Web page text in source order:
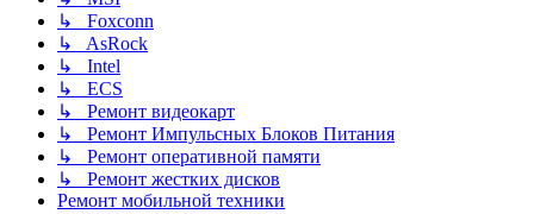
↳ Foxconn
↳ AsRock
↳ Intel
↳ ECS
↳ Ремонт видеокарт
↳ Ремонт Импульсных Блоков Питания
↳ Ремонт оперативной памяти
↳ Ремонт жестких дисков
Ремонт мобильной техники